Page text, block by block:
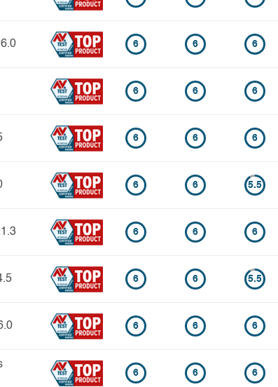
6 6 6
6 6 6
6 6 6
6 6 5.5
6 6 6
6 6 5.5
6 6 6
6 6 6